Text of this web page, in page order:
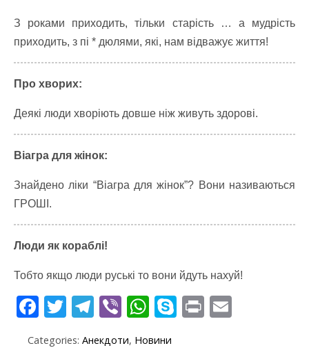
З роками приходить, тільки старість … а мудрість
приходить, з пі * дюлями, які, нам відважує життя!
Про хворих:
Деякі люди хворіють довше ніж живуть здорові.
Віагра для жінок:
Знайдено ліки “Віагра для жінок”? Вони називаються
ГРОШІ.
Люди як кораблі!
Тобто якщо люди руські то вони йдуть нахуй!
F T T Vi W S Pr
Categories: Анекдоти, Новини